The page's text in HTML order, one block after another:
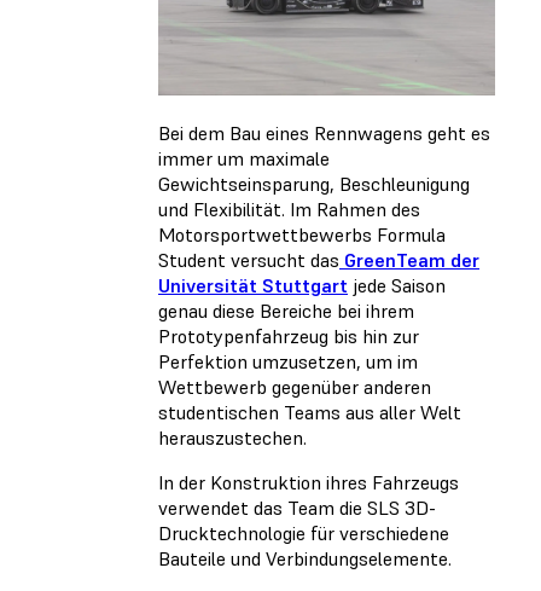
Bei dem Bau eines Rennwagens geht es
immer um maximale
Gewichtseinsparung, Beschleunigung
und Flexibilität. Im Rahmen des
Motorsportwettbewerbs Formula
Student versucht das GreenTeam der
Universität Stuttgart jede Saison
genau diese Bereiche bei ihrem
Prototypenfahrzeug bis hin zur
Perfektion umzusetzen, um im
Wettbewerb gegenüber anderen
studentischen Teams aus aller Welt
herauszustechen.
In der Konstruktion ihres Fahrzeugs
verwendet das Team die SLS 3D-
Drucktechnologie für verschiedene
Bauteile und Verbindungselemente.